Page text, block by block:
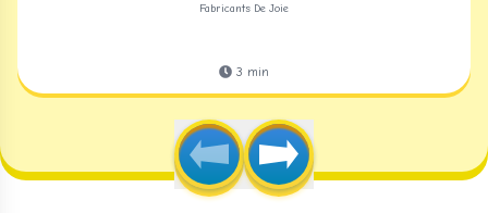
Fabricants De Joie
3 min